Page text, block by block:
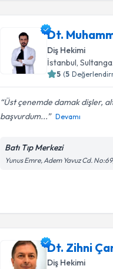
Dt.
Diş Hekimi
İstanbul ,
5 (5
Üst çenemde damak dişler,
başvurdum...
Devamı
Batı Tıp Merkezi
Yunus Emre, Adem Yavuz Cd.
Dt. Zihni
Diş Hekimi